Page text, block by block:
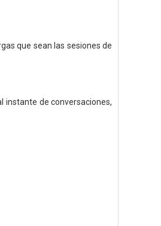
que sean las sesiones de
instante de conversaciones,